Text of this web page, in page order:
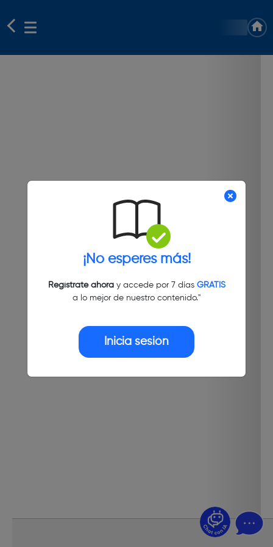
¡No esperes más!
Regístrate ahoray accede por 7 días GRATIS
a lo mejor de nuestro contenido."
Inicia sesión